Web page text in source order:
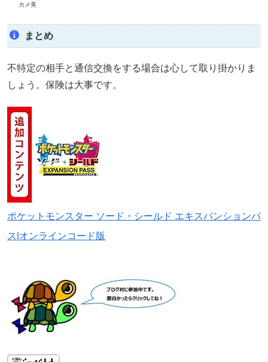
カメ美
まとめ
不特定の相手と通信交換をする場合は心して取り掛かりま
しょう。保険は大事です。
ポケットモンスター ソード・シールド エキスパンションパ
ス|オンラインコード版